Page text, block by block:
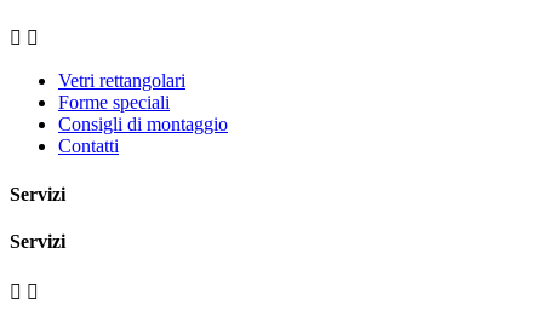
 
Vetri rettangolari
Forme speciali
Consigli di montaggio
Contatti
Servizi
Servizi
 